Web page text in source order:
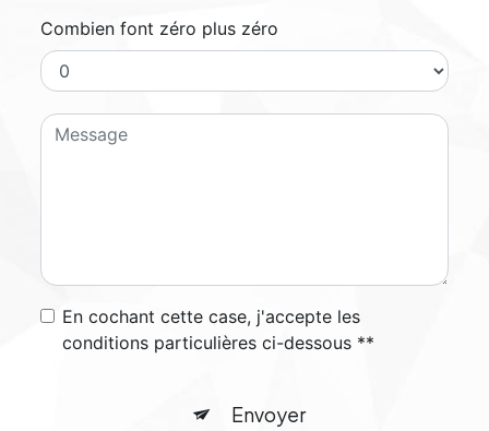
Combien font zéro plus zéro
En cochant cette case, j'accepte les
conditions particulières ci-dessous **
Envoyer